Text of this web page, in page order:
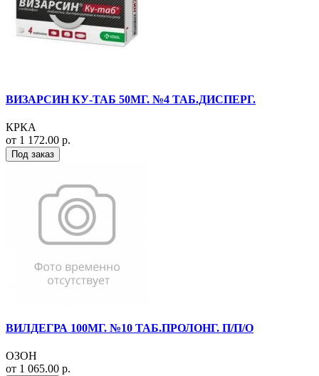
ВИЗАРСИН КУ-ТАБ 50МГ. №4 ТАБ.ДИСПЕРГ.
КРКА
от 1 172.00 р.
Под заказ
ВИЛДЕГРА 100МГ. №10 ТАБ.ПРОЛОНГ. П/П/О
ОЗОН
от 1 065.00 р.